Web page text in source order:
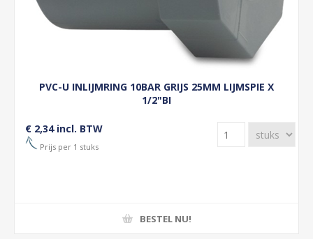
PVC-U INLIJMRING 10BAR GRIJS 25MM LIJMSPIE X
1/2"BI
€ 2,34 incl. BTW
Prijs per 1 stuks
BESTEL NU!